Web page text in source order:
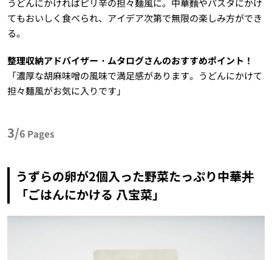
てもおいしく食べられ、アイデア次第で無限の楽しみ方ができ
る。
整理収納アドバイザー・ムタログさんのおすすめポイント！
「濃厚な胡麻味噌の風味で満足感があります。うどんにかけて
担々麺風がお気に入りです」
3/6 Pages
うずらの卵が2個入った野菜たっぷり中華丼
「ごはんにかける 八宝菜」